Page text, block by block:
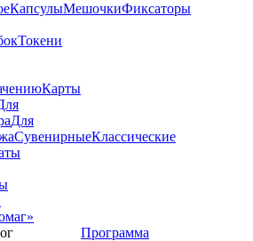
КапсулыМешочкиФиксаторы
Токени
Карты
Для
СувенирныеКлассические
Программа